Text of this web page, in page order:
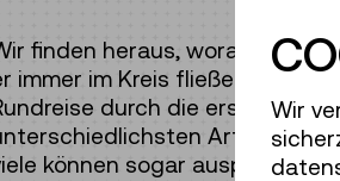
finden heraus, woraus
immer im Kreis fließen muss
durch die
Arten,
können sogar ausprobiert
Wir